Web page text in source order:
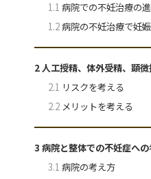
1.1 病院での不妊治療の
1.2病院の不妊治療で妊
2人工授精、体外受精、顕
2.1 リスクを考える
2.2メリットを考える
3 病院と整体での不妊症へ
3.1 病院の考え方